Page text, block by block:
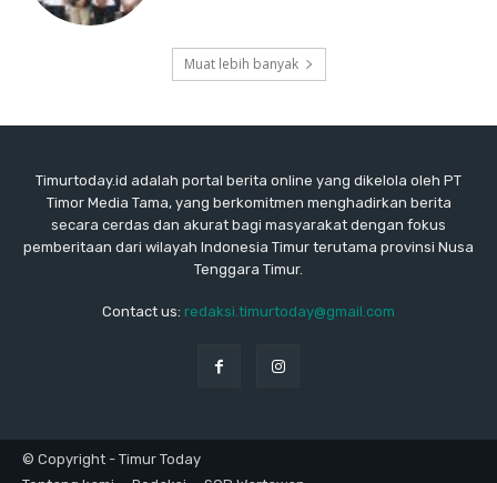
Muat lebih banyak
Timurtoday.id adalah portal berita online yang dikelola oleh PT
Timor Media Tama, yang berkomitmen menghadirkan berita
secara cerdas dan akurat bagi masyarakat dengan fokus
pemberitaan dari wilayah Indonesia Timur terutama provinsi Nusa
Tenggara Timur.
Contact us: redaksi.timurtoday@gmail.com
© Copyright - Timur Today